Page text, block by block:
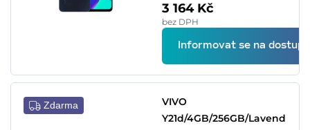
3 164 Kč
bez DPH
Informovat se na
Zdarma
VIVO
Y21d/4GB/256GB/Lavend